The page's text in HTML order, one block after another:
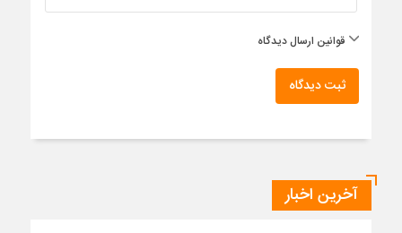
قوانین ارسال دیدگاه
ثبت دیدگاه
آخرین اخبار